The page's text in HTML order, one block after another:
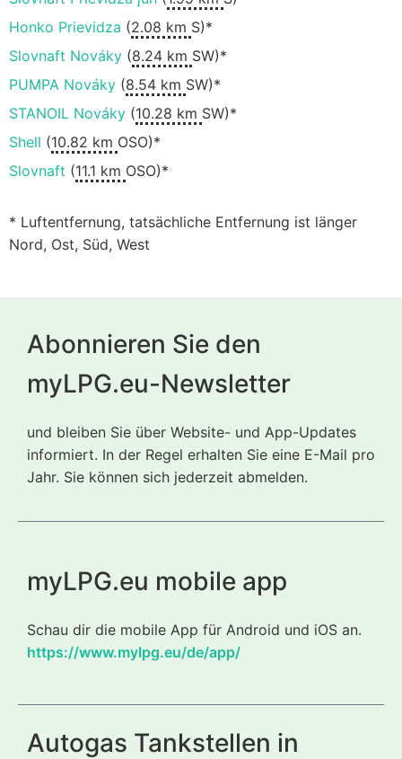
Honko Prievidza (2.08 km S)*
Slovnaft Nováky (8.24 km SW)*
PUMPA Nováky (8.54 km SW)*
STANOIL Nováky (10.28 km SW)*
Shell (10.82 km OSO)*
Slovnaft (11.1 km OSO)*
* Luftentfernung, tatsächliche Entfernung ist länger
Nord, Ost, Süd, West
Abonnieren Sie den
myLPG.eu-Newsletter
und bleiben Sie über Website- und App-Updates
informiert. In der Regel erhalten Sie eine E-Mail pro
Jahr. Sie können sich jederzeit abmelden.
myLPG.eu mobile app
Schau dir die mobile App für Android und iOS an.
https://www.mylpg.eu/de/app/
Autogas Tankstellen in